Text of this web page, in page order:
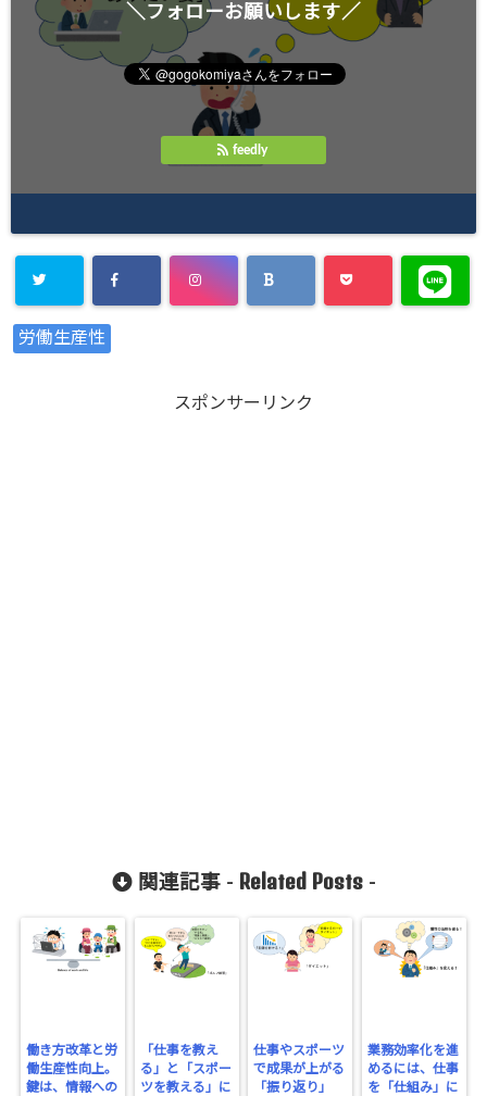
＼フォローお願いします／
feedly
Undefined
労働生産性
スポンサーリンク
関連記事 - Related Posts-
働き方改革と労
働生産性向上。
鍵は、情報への
「仕事を教え
る」と「スポー
ツを教える」に
仕事やスポーツ
で成果が上がる
「振り返り」
業務効率化を進
めるには、仕事
を「仕組み」に